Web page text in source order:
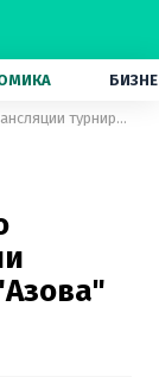
Во время рекордной трансляции турнира по Counter-Strike 2 собрали миллионы гривен для "Азова"